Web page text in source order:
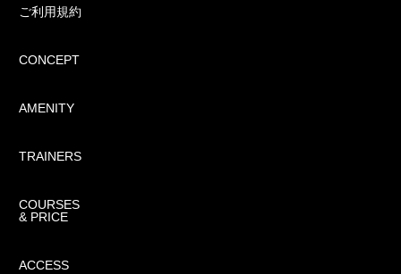
ご利用規約
CONCEPT
AMENITY
TRAINERS
COURSES
& PRICE
ACCESS